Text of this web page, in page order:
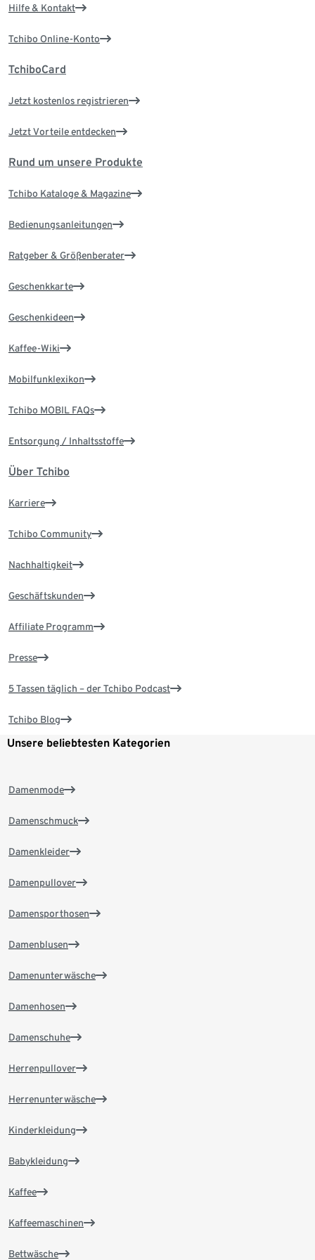
Hilfe & Kontakt
Tchibo Online-Konto
TchiboCard
Jetzt kostenlos registrieren
Jetzt Vorteile entdecken
Rund um unsere Produkte
Tchibo Kataloge & Magazine
Bedienungsanleitungen
Ratgeber & Größenberater
Geschenkkarte
Geschenkideen
Kaffee-Wiki
Mobilfunklexikon
Tchibo MOBIL FAQs
Entsorgung / Inhaltsstoffe
Über Tchibo
Karriere
Tchibo Community
Nachhaltigkeit
Geschäftskunden
Affiliate Programm
Presse
5 Tassen täglich – der Tchibo Podcast
Tchibo Blog
Unsere beliebtesten Kategorien
Damenmode
Damenschmuck
Damenkleider
Damenpullover
Damensporthosen
Damenblusen
Damenunterwäsche
Damenhosen
Damenschuhe
Herrenpullover
Herrenunterwäsche
Kinderkleidung
Babykleidung
Kaffee
Kaffeemaschinen
Bettwäsche